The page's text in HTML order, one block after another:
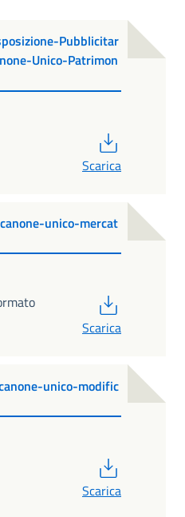
Pubblicitar
Unico-Patrimon
Scarica
unico-mercat
Scarica
unico-modific
Scarica